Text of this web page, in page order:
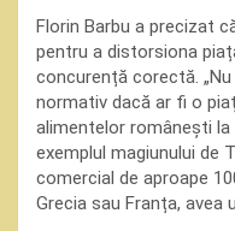
Florin Barbu a precizat
pentru a distorsiona
concurență corectă.
normativ dacă ar fi o
alimentelor românești
exemplul magiunului de
comercial de aproape
Grecia sau Franța, avea